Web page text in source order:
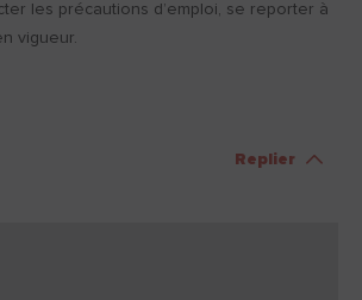
les précautions d’emploi, se reporter à
vigueur.
Replier